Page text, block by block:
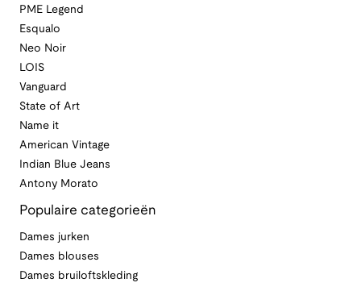
PME Legend
Esqualo
Neo Noir
LOIS
Vanguard
State of Art
Name it
American Vintage
Indian Blue Jeans
Antony Morato
Populaire categorieën
Dames jurken
Dames blouses
Dames bruiloftskleding